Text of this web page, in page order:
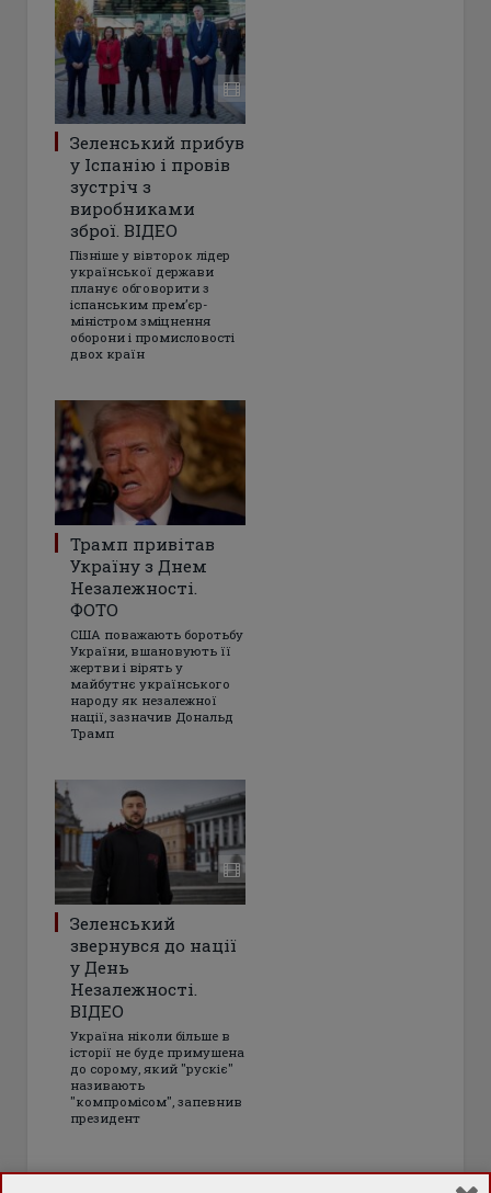
Зеленський прибув
у Іспанію і провів
зустріч з
виробниками
зброї. ВІДЕО
Пізніше у вівторок лідер
української держави
планує обговорити з
іспанським прем’єр-
міністром зміцнення
оборони і промисловості
двох країн
Трамп привітав
Україну з Днем
Незалежності.
ФОТО
США поважають боротьбу
України, вшановують її
жертви і вірять у
майбутнє українського
народу як незалежної
нації, зазначив Дональд
Трамп
Зеленський
звернувся до нації
у День
Незалежності.
ВІДЕО
Україна ніколи більше в
історії не буде примушена
до сорому, який "рускіє"
називають
"компромісом", запевнив
президент